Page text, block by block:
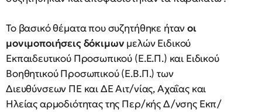
Το βασικό θέματα που συζητήθηκε ήτανοι
μονιμοποιήσεις δόκιμων μελών Ειδικού
Εκπαιδευτικού Προσωπικού (Ε.Ε.Π.) και Ειδικού
Βοηθητικού Προσωπικού (Ε.Β.Π.) των
Διευθύνσεων ΠΕ και ΔΕ Αιτ/νίας, Αχαΐας και
Ηλείας αρμοδιότητας της Περ/κής Δ/νσης Εκπ/